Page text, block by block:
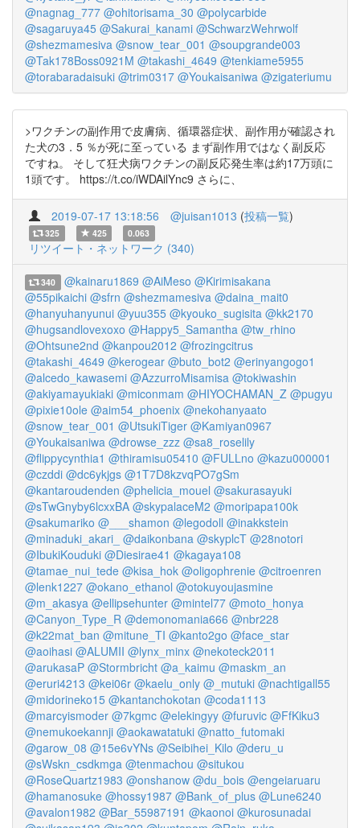
@nagnag_777 @ohitorisama_30 @polycarbide
@sagaruya45 @Sakurai_kanami @SchwarzWehrwolf
@shezmamesiva @snow_tear_001 @soupgrande003
@Tak178Boss0921M @takashi_4649 @tenkiame5955
@torabaradaisuki @trim0317 @Youkaisaniwa @zigateriumu
>ワクチンの副作用で皮膚病、循環器症状、副作用が確認され
た犬の3．5 ％が死に至っている まず副作用ではなく副反応
ですね。 そして狂犬病ワクチンの副反応発生率は約17万頭に
1頭です。 https://t.co/iWDAilYnc9 さらに、
2019-07-17 13:18:56 @juisan1013 (投稿一覧)
325 425 0.063
リツイート・ネットワーク (340)
340 @kainaru1869 @AiMeso @Kirimisakana
@55pikaichi @sfrn @shezmamesiva @daina_mait0
@hanyuhanyunui @yuu355 @kyouko_sugisita @kk2170
@hugsandlovexoxo @Happy5_Samantha @tw_rhino
@Ohtsune2nd @kanpou2012 @frozingcitrus
@takashi_4649 @kerogear @buto_bot2 @erinyangogo1
@alcedo_kawasemi @AzzurroMisamisa @tokiwashin
@akiyamayukiaki @miconmam @HIYOCHAMAN_Z @pugyu
@pixie10ole @aim54_phoenix @nekohanyaato
@snow_tear_001 @UtsukiTiger @Kamiyan0967
@Youkaisaniwa @drowse_zzz @sa8_roselily
@flippycynthia1 @thiramisu05410 @FULLno @kazu000001
@czddi @dc6ykjgs @1T7D8kzvqPO7gSm
@kantaroudenden @phelicia_mouel @sakurasayuki
@sTwGnyby6lcxxBA @skypalaceM2 @moripapa100k
@sakumariko @___shamon @legodoll @inakkstein
@minaduki_akari_ @daikonbana @skyplcT @28notori
@IbukiKouduki @Diesirae41 @kagaya108
@tamae_nui_tede @kisa_hok @oligophrenie @citroenren
@lenk1227 @okano_ethanol @otokuyoujasmine
@m_akasya @ellipsehunter @mintel77 @moto_honya
@Canyon_Type_R @demonomania666 @nbr228
@k22mat_ban @mitune_TI @kanto2go @face_star
@aoihasi @ALUMII @lynx_minx @nekoteck2011
@arukasaP @Stormbricht @a_kaimu @maskm_an
@eruri4213 @kei06r @kaelu_only @_mutuki @nachtigall55
@midorineko15 @kantanchokotan @coda1113
@marcyismoder @7kgmc @elekingyy @furuvic @FfKiku3
@nemukoekannji @aokawatatuki @natto_futomaki
@garow_08 @15e6vYNs @Seibihei_Kilo @deru_u
@sWskn_csdkmga @tenmachou @situkou
@RoseQuartz1983 @onshanow @du_bois @engeiaruaru
@hamanosuke @hossy1987 @Bank_of_plus @Lune6240
@avalon1982 @Bar_55987191 @kaonoi @kurosunadai